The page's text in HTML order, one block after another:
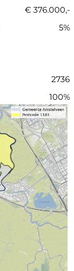
€ 376.000,-
5%
2736
100%